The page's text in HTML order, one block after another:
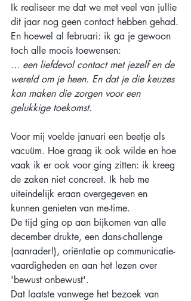
Ik realiseer me dat we met veel van jullie
dit jaar nog geen contact hebben gehad.
En hoewel al februari: ik ga je gewoon
toch alle moois toewensen:
... een liefdevol contact met jezelf en de
wereld om je heen. En dat je die keuzes
kan maken die zorgen voor een
gelukkige toekomst.
Voor mij voelde januari een beetje als
vacuüm. Hoe graag ik ook wilde en hoe
vaak ik er ook voor ging zitten: ik kreeg
de zaken niet concreet. Ik heb me
uiteindelijk eraan overgegeven en
kunnen genieten van me-time.
De tijd ging op aan bijkomen van alle
december drukte, een dans-challenge
(aanrader!), oriëntatie op communicatie-
vaardigheden en aan het lezen over
'bewust onbewust'.
Dat laatste vanwege het bezoek van